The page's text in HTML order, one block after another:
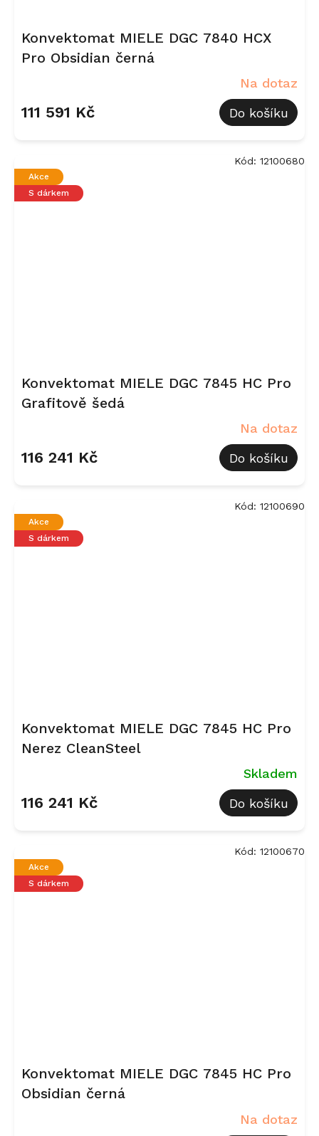
Konvektomat MIELE DGC 7840 HCX
Pro Obsidian černá
Na dotaz
111 591 Kč Do košíku
Akce
S dárkem
Konvektomat MIELE DGC 7845 HC Pro
Grafitově šedá
Na dotaz
116 241 Kč Do košíku
Kód: 12100680
Akce
S dárkem
Konvektomat MIELE DGC 7845 HC Pro
Nerez CleanSteel
Skladem
116 241 Kč Do košíku
Kód: 12100690
Akce
S dárkem
Konvektomat MIELE DGC 7845 HC Pro
Obsidian černá
Na dotaz
Kód: 12100670